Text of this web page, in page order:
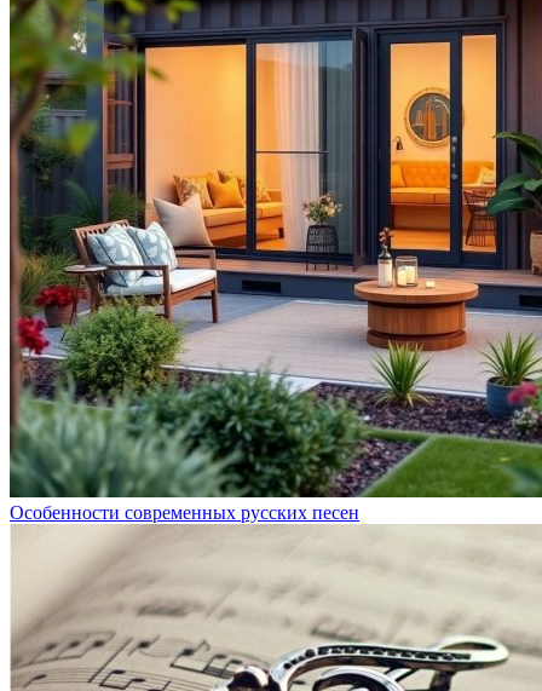
Особенности современных русских песен